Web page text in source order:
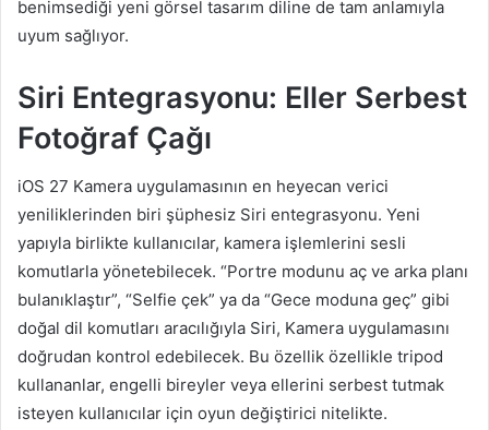
benimsediği yeni görsel tasarım diline de tam anlamıyla
uyum sağlıyor.
Siri Entegrasyonu: Eller Serbest
Fotoğraf Çağı
iOS 27 Kamera uygulamasının en heyecan verici
yeniliklerinden biri şüphesiz Siri entegrasyonu. Yeni
yapıyla birlikte kullanıcılar, kamera işlemlerini sesli
komutlarla yönetebilecek. “Portre modunu aç ve arka planı
bulanıklaştır”, “Selfie çek” ya da “Gece moduna geç” gibi
doğal dil komutları aracılığıyla Siri, Kamera uygulamasını
doğrudan kontrol edebilecek. Bu özellik özellikle tripod
kullananlar, engelli bireyler veya ellerini serbest tutmak
isteyen kullanıcılar için oyun değiştirici nitelikte.